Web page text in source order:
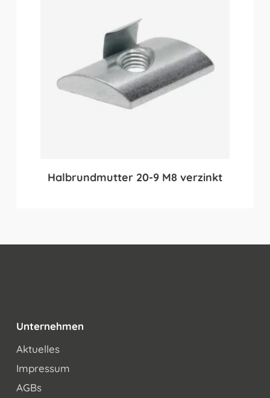
Halbrundmutter 20-9 M8 verzinkt
Unternehmen
Aktuelles
Impressum
AGBs